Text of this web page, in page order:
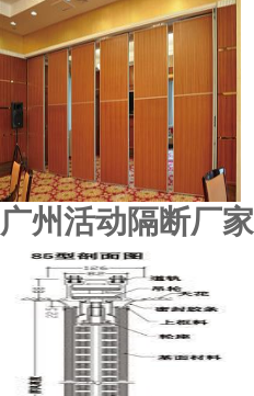
广州活动隔断厂家